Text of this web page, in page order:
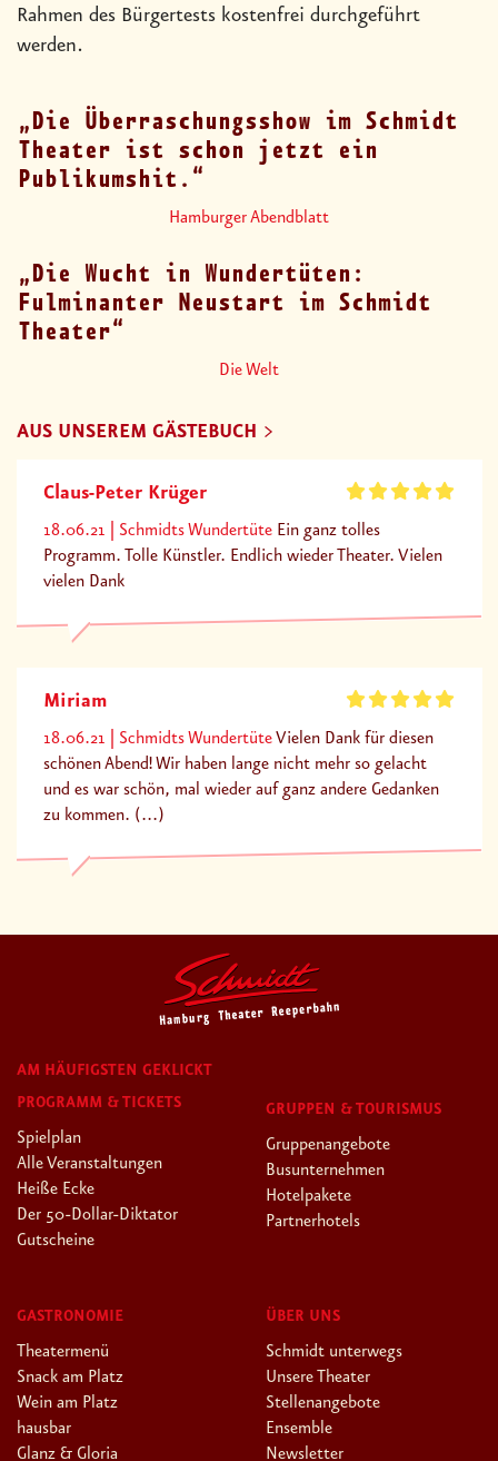
Rahmen des Bürgertests kostenfrei durchgeführt
werden.
Die Überraschungsshow im Schmidt
Theater ist schon jetzt ein
Publikumshit.
Hamburger Abendblatt
Die Wucht in Wundertüten:
Fulminanter Neustart im Schmidt
Theater
Die Welt
AUS UNSEREM GÄSTEBUCH
Claus-Peter Krüger
18.06.21 Schmidts Wundertüte Ein ganz tolles
Programm. Tolle Künstler. Endlich wieder Theater. Vielen
vielen Dank
Miriam
18.06.21 Schmidts WundertüteVielen Dank für diesen
schönen Abend! Wir haben lange nicht mehr so gelacht
und es war schön, mal wieder auf ganz andere Gedanken
zu kommen. (...)
AM HÄUFIGSTEN GEKLICKT
PROGRAMM & TICKETS
Spielplan
Alle Veranstaltungen
Heiße Ecke
Der 50-Dollar-Diktator
Gutscheine
GRUPPEN & TOURISMUS
Gruppenangebote
Busunternehmen
Hotelpakete
Partnerhotels
GASTRONOMIE
Theatermenü
Snack am Platz
Wein am Platz
hausbar
Glanz & Gloria
ÜBER UNS
Schmidt unterwegs
Unsere Theater
Stellenangebote
Ensemble
Newsletter